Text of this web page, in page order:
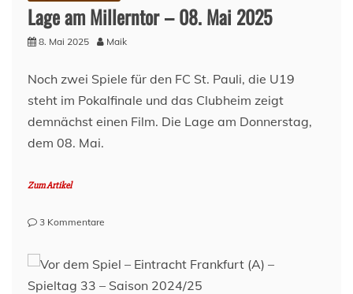
Lage am Millerntor – 08. Mai 2025
8. Mai 2025 Maik
Noch zwei Spiele für den FC St. Pauli, die U19
steht im Pokalfinale und das Clubheim zeigt
demnächst einen Film. Die Lage am Donnerstag,
dem 08. Mai.
Zum Artikel
3 Kommentare
Millerntor
–